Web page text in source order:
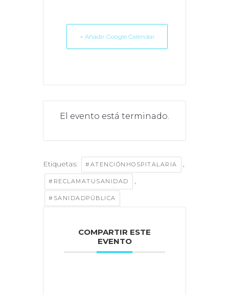
+ Añadir Google Calendar
El evento está terminado.
Etiquetas: #ATENCIÓNHOSPITALARIA ,
#RECLAMATUSANIDAD ,
#SANIDADPÚBLICA
COMPARTIR ESTE
EVENTO